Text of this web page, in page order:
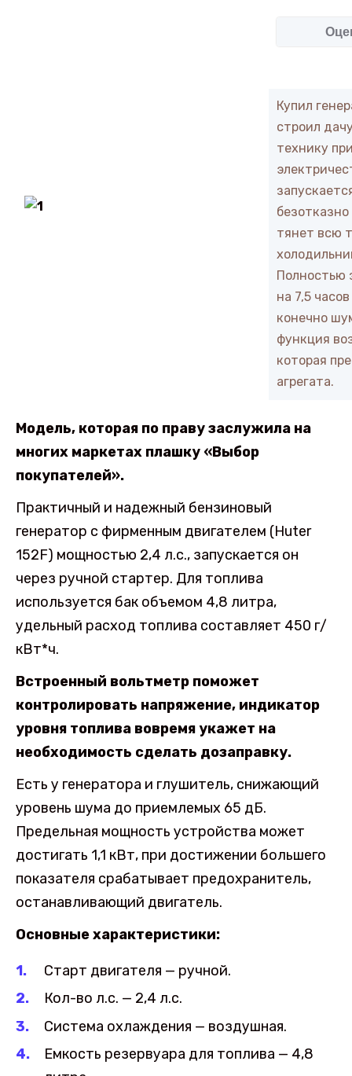
Купил
строил
технику
тянет всю
Полностью
на 7,5
конечно
функция
которая
агрегата.
Модель, которая по праву заслужила на
многих маркетах плашку «Выбор
покупателей».
Практичный и надежный бензиновый
генератор с фирменным двигателем (Huter
152F) мощностью 2,4 л.с., запускается он
через ручной стартер. Для топлива
используется бак объемом 4,8 литра,
удельный расход топлива составляет 450 г/
кВт*ч.
Встроенный вольтметр поможет
контролировать напряжение, индикатор
уровня топлива вовремя укажет на
необходимость сделать дозаправку.
Есть у генератора и глушитель, снижающий
уровень шума до приемлемых 65 дБ.
Предельная мощность устройства может
достигать 1,1 кВт, при достижении большего
показателя срабатывает предохранитель,
останавливающий двигатель.
Основные характеристики:
Старт двигателя — ручной.
Кол-во л.с. — 2,4 л.с.
Система охлаждения — воздушная.
Емкость резервуара для топлива — 4,8